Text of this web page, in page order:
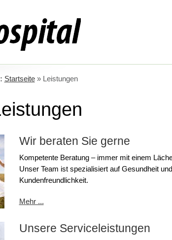
Startseite» Leistungen
Wir beraten Sie gerne
Kompetente Beratung – immer mit einem
Unser Team ist spezialisiert auf Gesundheit und
Kundenfreundlichkeit.
Mehr ...
Unsere Serviceleistungen